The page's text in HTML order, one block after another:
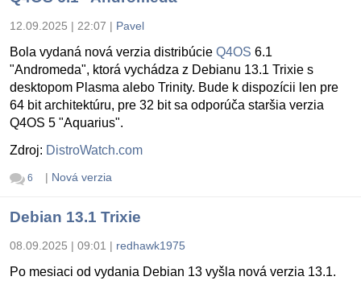
12.09.2025 | 22:07 | Pavel
Bola vydaná nová verzia distribúcie Q4OS 6.1
"Andromeda", ktorá vychádza z Debianu 13.1 Trixie s
desktopom Plasma alebo Trinity. Bude k dispozícii len pre
64 bit architektúru, pre 32 bit sa odporúča staršia verzia
Q4OS 5 "Aquarius".
Zdroj: DistroWatch.com
6 | Nová verzia
Debian 13.1 Trixie
08.09.2025 | 09:01 | redhawk1975
Po mesiaci od vydania Debian 13 vyšla nová verzia 13.1.